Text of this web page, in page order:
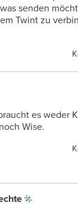
senden
Twint zu
es weder
Wise.